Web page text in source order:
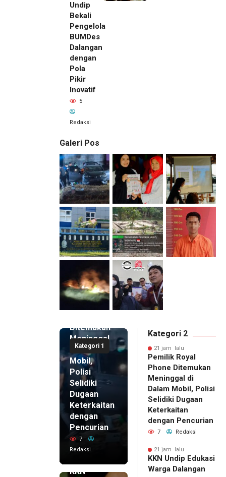
Undip
Bekali
Pengelola
BUMDes
Dalangan
dengan
Pola
Pikir
Inovatif
5
Redaksi
Galeri Pos
Kategori 1
21 jam lalu
Pemilik
Ditemukan
Meninggal
di Dalam
Mobil,
Polisi
Selidiki
Dugaan
Keterkaitan
dengan
Pencurian
7
Redaksi
KKN
Kategori 2
21 jam lalu
Pemilik Royal
Phone Ditemukan
Meninggal di
Dalam Mobil, Polisi
Selidiki Dugaan
Keterkaitan
dengan Pencurian
7 Redaksi
21 jam lalu
KKN Undip Edukasi
Warga Dalangan